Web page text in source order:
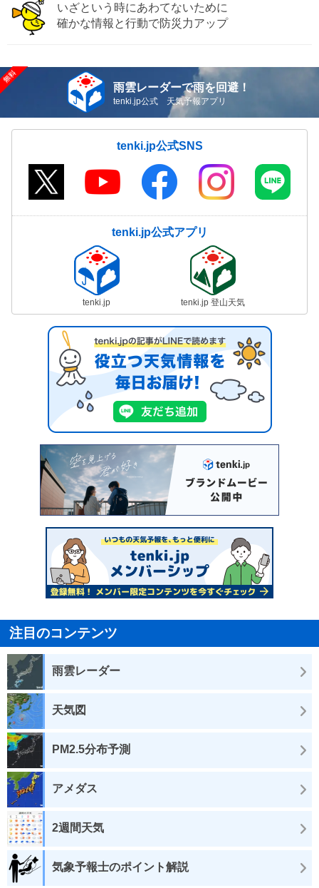
いざという時にあわてないために
確かな情報と行動で防災力アップ
雨雲レーダーで雨を回避！
tenki.jp公式 天気予報アプリ
tenki.jp公式SNS
tenki.jp公式アプリ
tenki.jp tenki.jp 登山天気
注目のコンテンツ
雨雲レーダー
天気図
PM2.5分布予測
アメダス
2週間天気
気象予報士のポイント解説